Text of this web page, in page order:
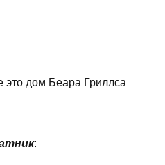
это дом Беара Гриллса
: